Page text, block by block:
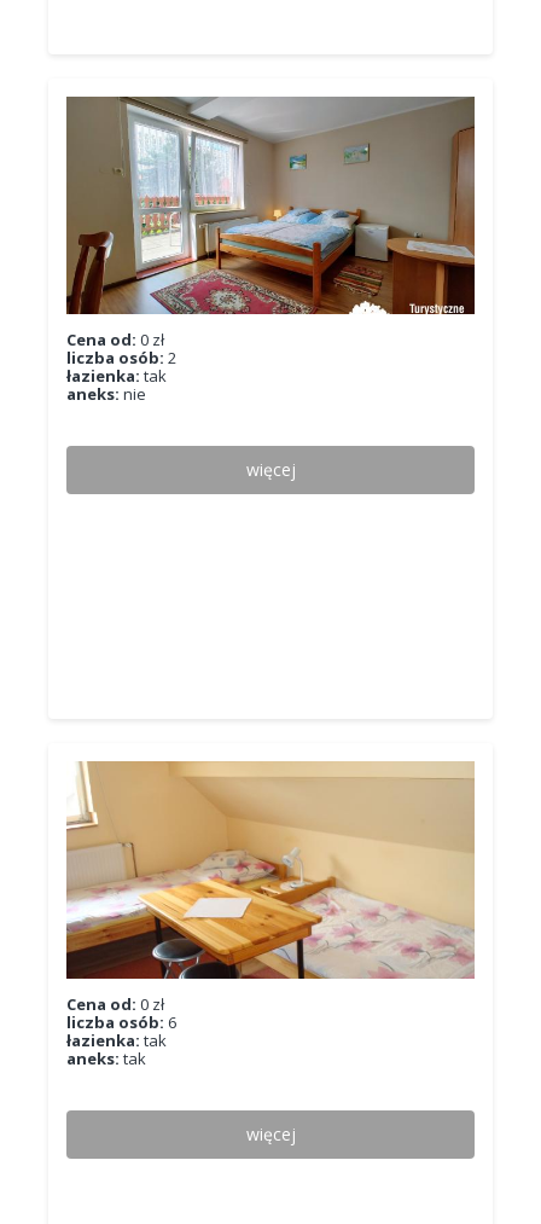
Cena od: 0 zł
liczba osób: 2
łazienka: tak
aneks: nie
więcej
Cena od: 0 zł
liczba osób: 6
łazienka: tak
aneks: tak
więcej